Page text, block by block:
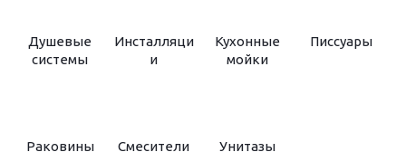
Душевые
системы
Инсталляци
и
Кухонные
мойки
Писсуары
Раковины Смесители Унитазы